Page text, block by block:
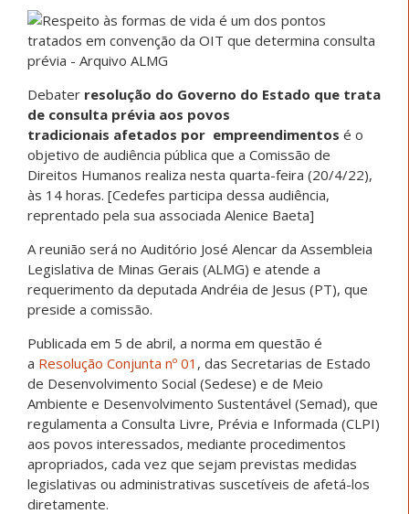
Debater resolução do Governo do Estado que trata
de consulta prévia aos povos
tradicionais afetados por empreendimentos é o
objetivo de audiência pública que a Comissão de
Direitos Humanos realiza nesta quarta-feira (20/4/22),
às 14 horas. [Cedefes participa dessa audiência,
reprentado pela sua associada Alenice Baeta]
A reunião será no Auditório José Alencar da Assembleia
Legislativa de Minas Gerais (ALMG) e atende a
requerimento da deputada Andréia de Jesus (PT), que
preside a comissão.
Publicada em 5 de abril, a norma em questão é
a Resolução Conjunta nº 01 , das Secretarias de Estado
de Desenvolvimento Social (Sedese) e de Meio
Ambiente e Desenvolvimento Sustentável (Semad), que
regulamenta a Consulta Livre, Prévia e Informada (CLPI)
aos povos interessados, mediante procedimentos
apropriados, cada vez que sejam previstas medidas
legislativas ou administrativas suscetíveis de afetá-los
diretamente.